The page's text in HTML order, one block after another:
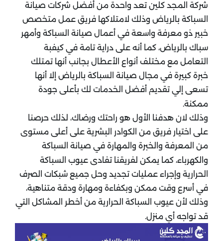
شركة المجد كلين تعد واحدة من أفضل شركات صيانة
السباكة بالرياض وذلك لامتلاكها فريق عمل متخصص
خبير ذو معرفة واسعة في أعمال صيانة السباكة وأمهر
سباك بالرياض، كما أنه على دراية تامة في كيفبة
التعامل مع مختلف أنواع الأعطال بجانب أنها تمتلك
خبرة كبيرة في مجال صيانة السباكة بالرياض إلا أنها
تسعى إلي تقديم أفضل الخدمات لك بأعلى جودة
ممكنة.
وذلك لان هدفنا الأول هو راحتك ورضاك، لذلك حرصنا
على اختيار فريق من الكوادر البشرية على أعلى مستوى
من المعرفة والخبرة والمهارة في صيانة السباكة
والكهرباء، كما يمكن لفريقنا تفادى عيوب السباكة
الحرارية وإجراء عمليات تجديد وحل جميع شبكات الصرف
في أسرع وقت ممكن وبكفاءة ومهارة ودقة متناهية،
وذلك لأن عيوب السباكة الحرارية من أخطر المشاكل التي
قد تواجه أي منزل.